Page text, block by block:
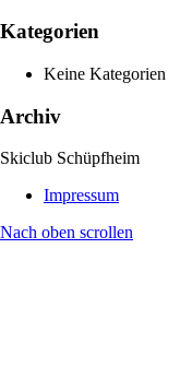
Kategorien
Keine Kategorien
Archiv
Skiclub Schüpfheim
Impressum
Nach oben scrollen